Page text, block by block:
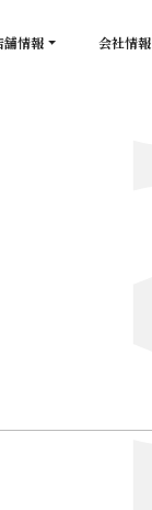
舗情報 会社情報